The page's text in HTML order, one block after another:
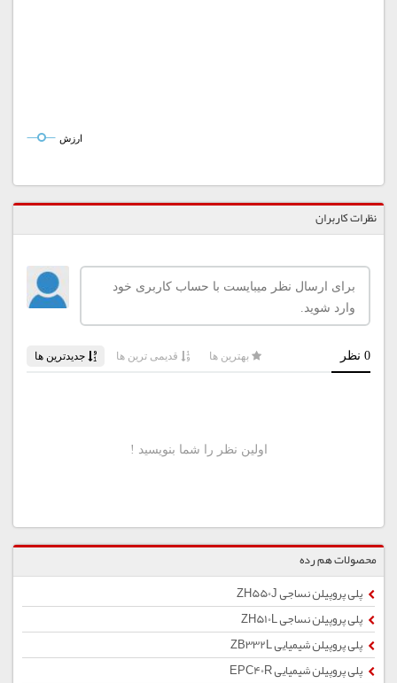
ارزش
نظرات کاربران
محصولات هم رده
پلی پروپیلن نساجی ZH550J
پلی پروپیلن نساجی ZH510L
پلی پروپیلن شیمیایی ZB332L
پلی پروپیلن شیمیایی EPC40R